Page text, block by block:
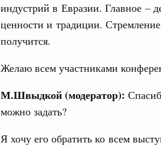
индустрий в Евразии. Главное –
ценности и традиции.
получится.
Желаю всем участниками
М.Швыдкой (модератор):
можно задать?
Я хочу его обратить ко всем